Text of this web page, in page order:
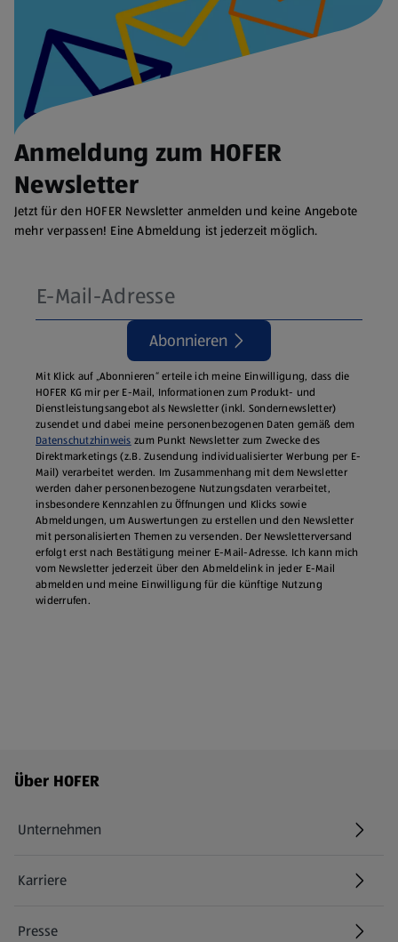
Anmeldung zum HOFER
Newsletter
Jetzt für den HOFER Newsletter anmelden und keine Angebote
mehr verpassen! Eine Abmeldung ist jederzeit möglich.
Abonnieren
Mit Klick auf „Abonnieren“ erteile ich meine Einwilligung, dass die
HOFER KG mir per E-Mail, Informationen zum Produkt- und
Dienstleistungsangebot als Newsletter (inkl. Sondernewsletter)
zusendet und dabei meine personenbezogenen Daten gemäß dem
Datenschutzhinweis zum Punkt Newsletter zum Zwecke des
Direktmarketings (z.B. Zusendung individualisierter Werbung per E-
Mail) verarbeitet werden. Im Zusammenhang mit dem Newsletter
werden daher personenbezogene Nutzungsdaten verarbeitet,
insbesondere Kennzahlen zu Öffnungen und Klicks sowie
Abmeldungen, um Auswertungen zu erstellen und den Newsletter
mit personalisierten Themen zu versenden. Der Newsletterversand
erfolgt erst nach Bestätigung meiner E-Mail-Adresse. Ich kann mich
vom Newsletter jederzeit über den Abmeldelink in jeder E‑Mail
abmelden und meine Einwilligung für die künftige Nutzung
widerrufen.
Fußzeilenmenü - weitere Links
Über HOFER
Unternehmen
Karriere
(öffnet in einem neuen Tab)
Presse